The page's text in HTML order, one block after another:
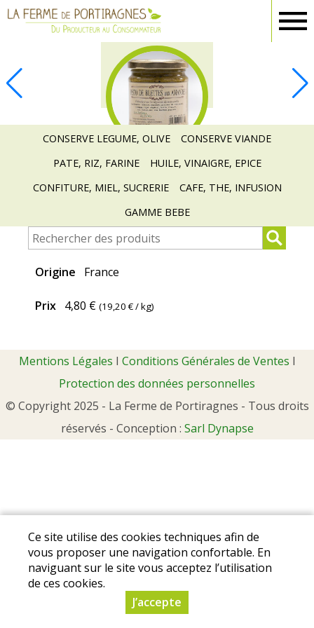
Portiragnes
EPICERIE
CONSERVE LEGUME, OLIVE
CONSERVE VIANDE
PATE, RIZ, FARINE
HUILE, VINAIGRE, EPICE
CONFITURE, MIEL, SUCRERIE
CAFE, THE, INFUSION
GAMME BEBE
Origine France
Prix 4,80 € (19,20 €/ kg)
Mentions Légales I Conditions Générales de Ventes I
Protection des données personnelles
© Copyright 2025 - La Ferme de Portiragnes - Tous droits
réservés - Conception : Sarl Dynapse
Ce site utilise des cookies techniques afin de
vous proposer une navigation confortable. En
naviguant sur le site vous acceptez l’utilisation
de ces cookies.
J’accepte